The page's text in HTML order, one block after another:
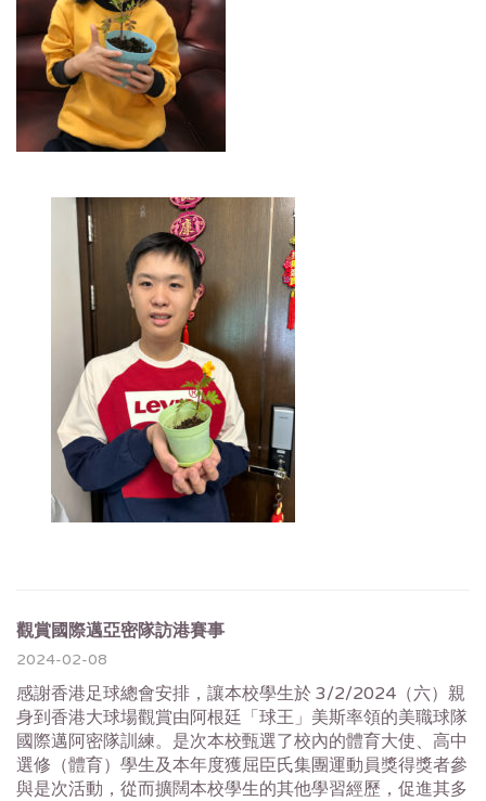
觀賞國際邁亞密隊訪港賽事
2024-02-08
感謝香港足球總會安排，讓本校學生於 3/2/2024（六）親
身到香港大球場觀賞由阿根廷「球王」美斯率領的美職球隊
國際邁阿密隊訓練。是次本校甄選了校內的體育大使、高中
選修（體育）學生及本年度獲屈臣氏集團運動員獎得獎者參
與是次活動，從而擴闊本校學生的其他學習經歷，促進其多